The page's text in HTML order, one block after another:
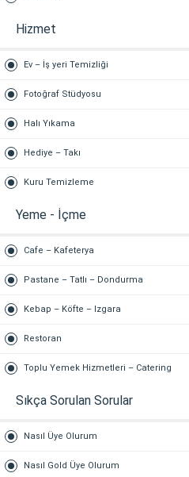
Hizmet
Ev – İş yeri Temizliği
Fotoğraf Stüdyosu
Halı Yıkama
Hediye – Takı
Kuru Temizleme
Yeme - İçme
Cafe – Kafeterya
Pastane – Tatlı – Dondurma
Kebap – Köfte – Izgara
Restoran
Toplu Yemek Hizmetleri – Catering
Sıkça Sorulan Sorular
Nasıl Üye Olurum
Nasıl Gold Üye Olurum